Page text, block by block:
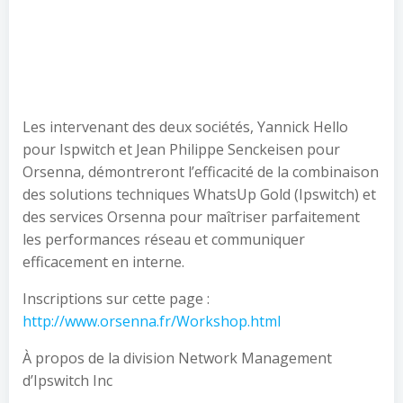
Les intervenant des deux sociétés, Yannick Hello
pour Ispwitch et Jean Philippe Senckeisen pour
Orsenna, démontreront l’efficacité de la combinaison
des solutions techniques WhatsUp Gold (Ipswitch) et
des services Orsenna pour maîtriser parfaitement
les performances réseau et communiquer
efficacement en interne.
Inscriptions sur cette page :
http://www.orsenna.fr/Workshop.html
À propos de la division Network Management
d’Ipswitch Inc